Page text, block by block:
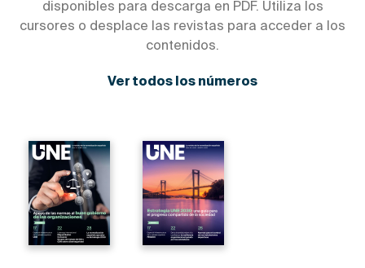
disponibles para descarga en PDF. Utiliza los
cursores o desplace las revistas para acceder a los
contenidos.
Ver todos los números